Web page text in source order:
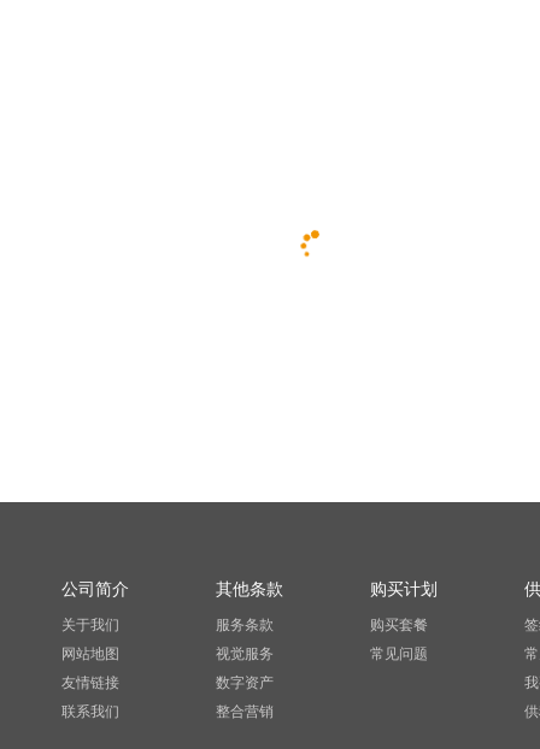
公司简介
关于我们
网站地图
友情链接
联系我们
其他条款
服务条款
视觉服务
数字资产
整合营销
购买计划
购买套餐
常见问题